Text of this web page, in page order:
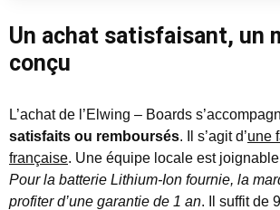
Un achat satisfaisant, un
conçu
L’achat de l’Elwing – Boards
satisfaits ou remboursés. Il s’agit d’une
française. Une équipe locale est
Pour la batterie Lithium-Ion fournie, la
profiter d’une garantie de 1 an. Il suffit de